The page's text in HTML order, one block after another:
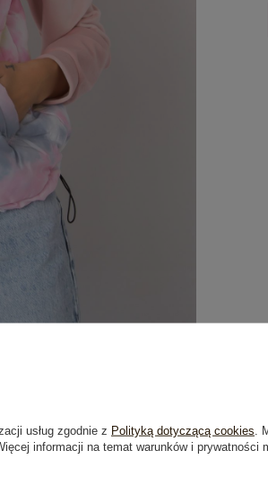
o produkcie(1)
usług zgodnie z Polityką dotyczącą cookies .
informacji na temat warunków i prywatności